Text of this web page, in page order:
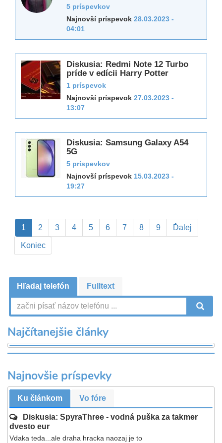
5 príspevkov
Najnovší príspevok28.03.2023 -
04:01
Diskusia: Redmi Note 12 Turbo
príde v edícii Harry Potter
1 príspevok
Najnovší príspevok27.03.2023 -
13:07
Diskusia: Samsung Galaxy A54
5G
5 príspevkov
Najnovší príspevok 15.03.2023 -
19:27
Pagination
Aktuálna
stránka
1 Page
2 Page
3 Page
4 Page
5 Page
6 Page
7 Page
8 Page
9
Ďalšia
strana
Ďalej
Posledná
strana
Koniec
Hľadaj telefón Fulltext
Najčítanejšie články
Najnovšie príspevky
Ku článkom Vo fóre
Diskusia: SpyraThree - vodná puška za takmer
dvesto eur
Vdaka teda...ale draha hracka naozaj je to